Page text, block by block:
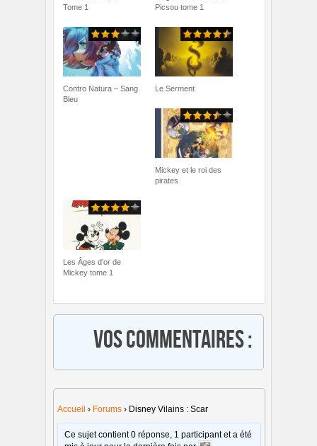
Tome 1
Picsou tome 1
Contro Natura – Sang
Bleu
Le Serment
Mickey et le roi des
pirates
Les Âges d’or de
Mickey tome 1
Vos commentaires :
Accueil › Forums › Disney Vilains : Scar
Ce sujet contient 0 réponse, 1 participant et a été